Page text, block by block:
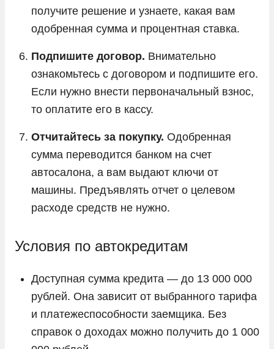
получите решение и узнаете, какая вам
одобренная сумма и процентная ставка.
Подпишите договор. Внимательно
ознакомьтесь с договором и подпишите его.
Если нужно внести первоначальный взнос,
то оплатите его в кассу.
Отчитайтесь за покупку. Одобренная
сумма переводится банком на счет
автосалона, а вам выдают ключи от
машины. Предъявлять отчет о целевом
расходе средств не нужно.
Условия по автокредитам
Доступная сумма кредита — до 13 000 000
рублей. Она зависит от выбранного тарифа
и платежеспособности заемщика. Без
справок о доходах можно получить до 1 000